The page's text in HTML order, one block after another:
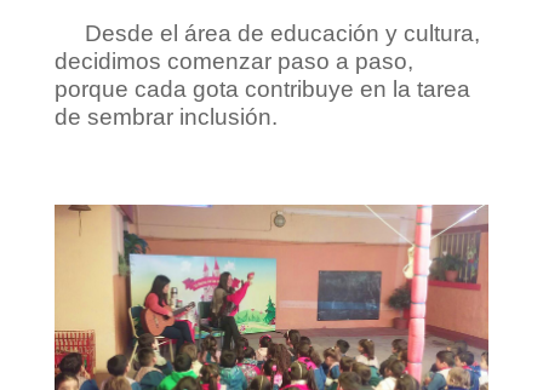
Desde el área de educación y cultura,
decidimos comenzar paso a paso,
porque cada gota contribuye en la tarea
de sembrar inclusión.